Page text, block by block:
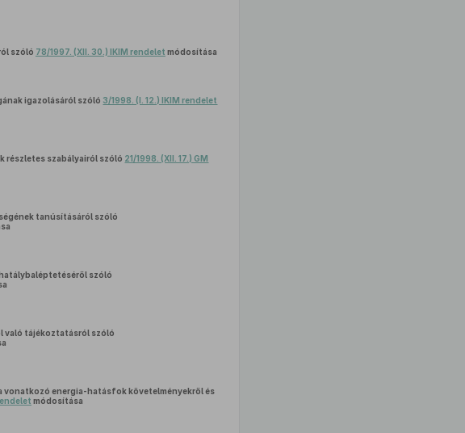
szóló 78/1997. (XII. 30.) IKIM rendelet módosítása
igazolásáról szóló 3/1998. (I. 12.) IKIM rendelet
részletes szabályairól szóló 21/1998. (XII. 17.) GM
tanúsításáról szóló
szóló
való tájékoztatásról szóló
vonatkozó energia-hatásfok követelményekről és
módosítása